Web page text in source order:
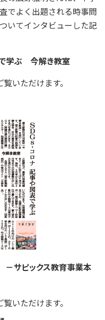
でよく出題される時事問
いてインタビューした記
学ぶ 今解き教室
いただけます。
サピックス教育事業本
いただけます。